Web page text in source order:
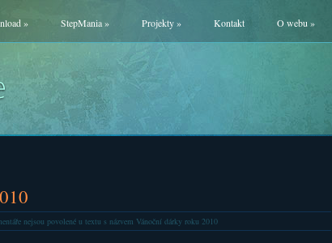
» StepMania» Projekty» Kontakt O webu »
nejsou povolenéu textu s názvem Vánoční dárky roku 2010